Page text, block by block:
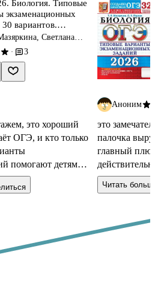
Биология. Типовые
экзаменационных
30 вариантов.
по выполнению
работы.
оценивания. Ответы
Светлана
· 3
это хороший
ОГЭ, и кто только
помогают детям
какие темы и
Аноним
это
палочка
главный
ОГЭ, поэтому
максимал...
Читать